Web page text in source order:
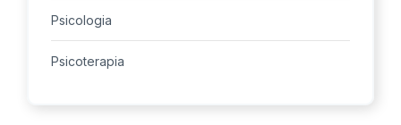
Psicologia
Psicoterapia